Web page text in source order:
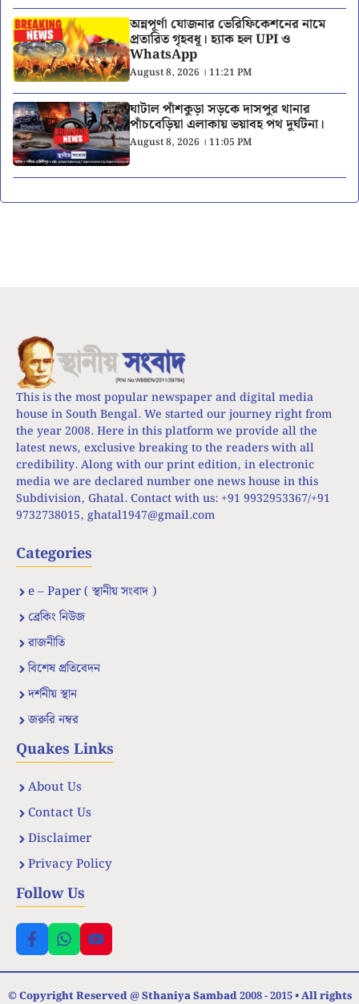
অন্নপূর্ণা যোজনার ভেরিফিকেশনের নামে
প্রতারিত গৃহবধূ। হ্যাক হল UPI ও
WhatsApp
August 8, 2026 । 11:21 PM
ঘাটাল পাঁশকুড়া সড়কে দাসপুর থানার
পাঁচবেড়িয়া এলাকায় ভয়াবহ পথ দুর্ঘটনা।
August 8, 2026 । 11:05 PM
This is the most popular newspaper and digital media
house in South Bengal. We started our journey right from
the year 2008. Here in this platform we provide all the
latest news, exclusive breaking to the readers with all
credibility. Along with our print edition, in electronic
media we are declared number one news house in this
Subdivision, Ghatal. Contact with us: +91 9932953367/+91
9732738015, ghatal1947@gmail.com
Categories
e – Paper ( স্থানীয় সংবাদ )
ব্রেকিং নিউজ
রাজনীতি
বিশেষ প্রতিবেদন
দর্শনীয় স্থান
জরুরি নম্বর
Quakes Links
About Us
Contact Us
Disclaimer
Privacy Policy
Follow Us
© Copyright Reserved @ Sthaniya Sambad 2008 - 2015 • All rights